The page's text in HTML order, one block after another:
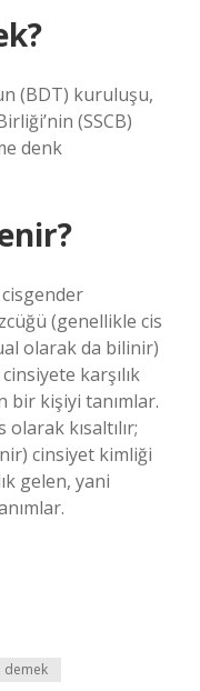
(BDT) kuruluşu,
(SSCB)
denk
(genellikle cis
olarak da bilinir)
karşılık
bir kişiyi tanımlar.
kısaltılır;
cinsiyet kimliği
gelen, yani
demek